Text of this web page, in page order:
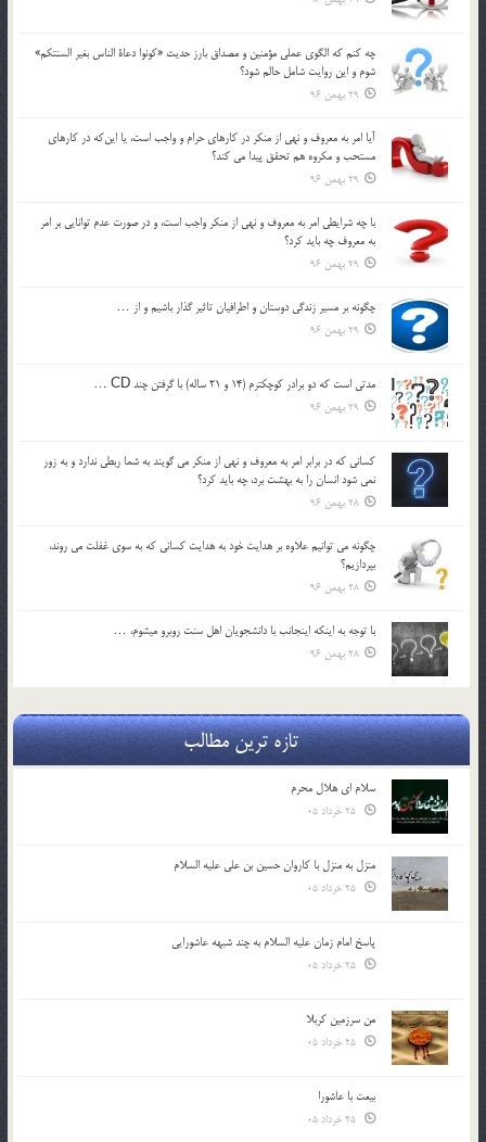
چه كنم كه الگوي عملي مؤمنين و مصداق بارز حديث «كونوا دعاة الناس بغير السنتكم»
شوم و اين روايت شامل حالم شود؟
29 بهمن 96
آيا امر به معروف و نهي از منكر در كارهاي حرام و واجب است، يا اين‌كه در كارهاي
مستحب و مكروه هم تحقق پيدا مي كند؟
29 بهمن 96
با چه شرايطي امر به معروف و نهي از منکر واجب است، و در صورت عدم توانايي بر امر
به معروف چه بايد کرد؟
29 بهمن 96
چگونه بر مسير زندگي دوستان و اطرافيان تاثير گذار باشيم و از …
29 بهمن 96
مدتي است كه دو برادر كوچكترم (14 و 21 ساله) با گرفتن چند CD …
29 بهمن 96
كساني كه در برابر امر به معروف و نهي از منكر مي گويند به شما ربطي ندارد و به زور
نمي شود انسان را به بهشت برد، چه بايد كرد؟
28 بهمن 96
چگونه مي توانيم علاوه بر هدايت خود به هدايت كساني كه به سوي غفلت مي روند،
بپردازيم؟
28 بهمن 96
با توجه به اينكه اينجانب با دانشجويان اهل سنت روبرو مي‎شوم، …
28 بهمن 96
تازه ترین مطالب
سلام ای هلال محرم
منزل به منزل با کاروان حسین بن علی علیه السلام
پاسخ امام زمان علیه السلام به چند شبهه عاشورایی
من سرزمین کربلا
بیعت با عاشورا